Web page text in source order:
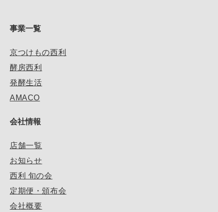
事業一覧
京つけもの西利
酵房西利
発酵生活
AMACO
会社情報
店舗一覧
お知らせ
西利 旬の会
定期便・頒布会
会社概要